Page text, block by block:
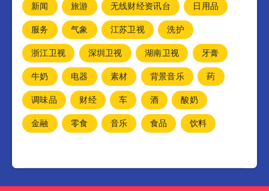
新闻
旅游 无线财经资讯台
日用品
服务
气象 江苏卫视
洗护
浙江卫视
深圳卫视 湖南卫视
牙膏
牛奶
电器 素材 背景音乐
药
调味品
财经 车 酒
酸奶
金融
零食 音乐 食品 饮料